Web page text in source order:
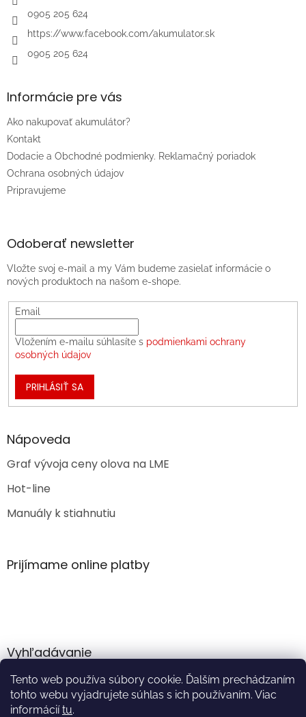
Tento web používa súbory cookie. Ďalším prechádzaním
tohto webu vyjadrujete súhlas s ich používaním. Viac
informáciítu.
0905 205 624
https://www.facebook.com/akumulator.sk
0905 205 624
Informácie pre vás
Ako nakupovať akumulátor?
Kontakt
Dodacie a Obchodné podmienky. Reklamačný poriadok
Ochrana osobných údajov
Pripravujeme
Odoberať newsletter
Vložte svoj e-mail a my Vám budeme zasielať informácie o
nových produktoch na našom e-shope.
Email
Vložením e-mailu súhlasíte s podmienkami ochrany
osobných údajov
PRIHLÁSIŤ SA
Nápoveda
Graf vývoja ceny olova na LME
Hot-line
Manuály k stiahnutiu
Prijímame online platby
Vyhľadávanie
HĽADAŤ